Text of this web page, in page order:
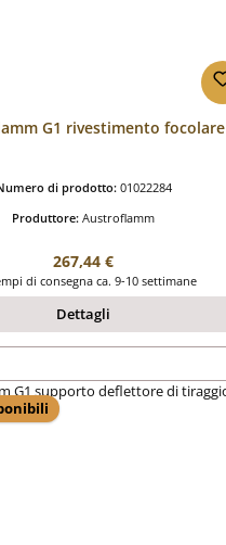
G1 rivestimento focolare
di prodotto: 01022284
Produttore: Austroflamm
Prezzo normale:
267,44 €
di consegna ca. 9-10 settimane
Dettagli